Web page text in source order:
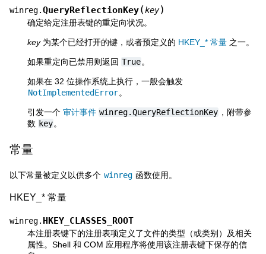
winreg.QueryReflectionKey(key)
确定给定注册表键的重定向状况。
key为某个已经打开的键，或者预定义的 HKEY_* 常量 之一。
如果重定向已禁用则返回 True。
如果在 32 位操作系统上执行，一般会触发
NotImplementedError。
引发一个 审计事件 winreg.QueryReflectionKey ，附带参
数 key。
常量
以下常量被定义以供多个 winreg 函数使用。
HKEY_* 常量
winreg. HKEY_CLASSES_ROOT
本注册表键下的注册表项定义了文件的类型（或类别）及相关
属性。Shell 和 COM 应用程序将使用该注册表键下保存的信